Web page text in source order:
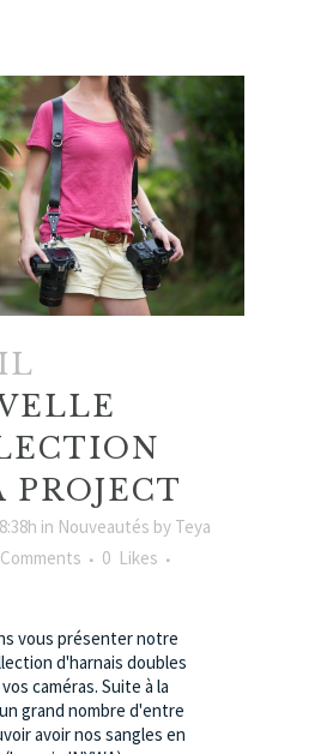
PROJECT
in Nouveautés by Teya
0 Likes
vous présenter notre
d'harnais doubles
caméras. Suite à la
grand nombre d'entre
avoir nos sangles en